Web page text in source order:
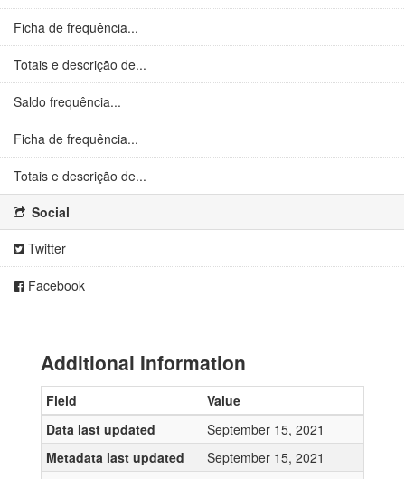
Ficha de frequência...
Totais e descrição de...
Saldo frequência...
Ficha de frequência...
Totais e descrição de...
Social
Twitter
Facebook
Additional Information
Field
Value
Data last updated
September 15, 2021
Metadata last updated
September 15, 2021